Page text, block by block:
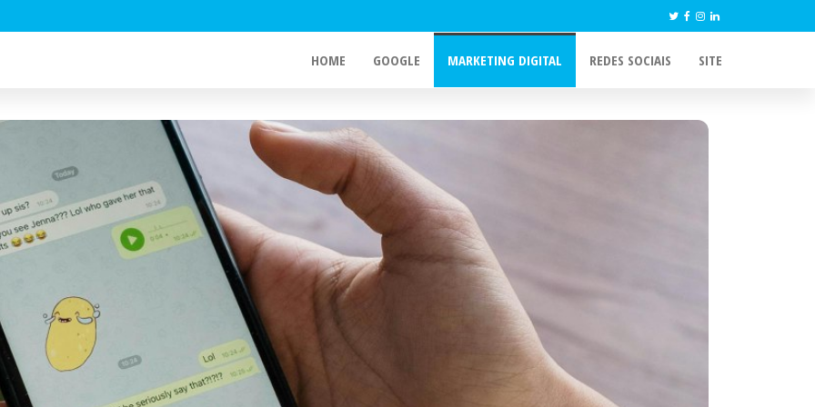
HOME GOOGLE MARKETING DIGITAL REDES SOCIAIS SITE